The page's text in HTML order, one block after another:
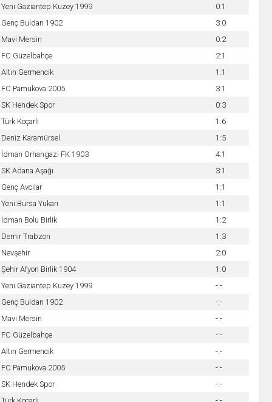
Yeni Gaziantep Kuzey 1999
0:1
Genç Buldan 1902
3:0
Mavi Mersin
0:2
FC Güzelbahçe
2:1
Altın Germencik
1:1
FC Pamukova 2005
3:1
SK Hendek Spor
0:3
Türk Koçarlı
1:6
Deniz Karamürsel
1:5
İdman Orhangazi FK 1903
4:1
SK Adana Aşağı
3:1
Genç Avcılar
1:1
Yeni Bursa Yukarı
1:1
İdman Bolu Birlik
1:2
Demir Trabzon
1:3
Nevşehir
2:0
Şehir Afyon Birlik 1904
1:0
Yeni Gaziantep Kuzey 1999
-:-
Genç Buldan 1902
-:-
Mavi Mersin
-:-
FC Güzelbahçe
-:-
Altın Germencik
-:-
FC Pamukova 2005
-:-
SK Hendek Spor
-:-